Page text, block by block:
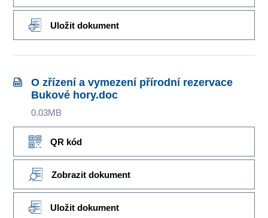
Uložit dokument
O zřízení a vymezení přírodní rezervace
Bukové hory.doc
0.03MB
QR kód
Zobrazit dokument
Uložit dokument